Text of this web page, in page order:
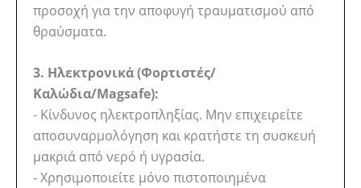
προσοχή για την αποφυγή τραυματισμού από
θραύσματα.
3. Ηλεκτρονικά (Φορτιστές/
Καλώδια/Magsafe):
- Κίνδυνος ηλεκτροπληξίας. Μην επιχειρείτε
αποσυναρμολόγηση και κρατήστε τη συσκευή
μακριά από νερό ή υγρασία.
- Χρησιμοποιείτε μόνο πιστοποιημένα